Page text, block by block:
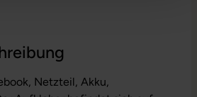
Netzteil, Akku,